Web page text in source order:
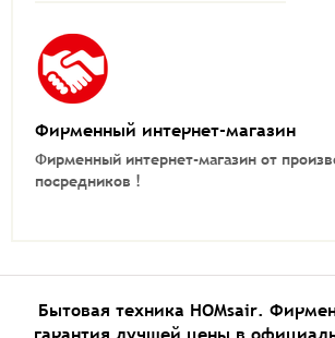
Фирменный интернет-магазин
Фирменный интернет-магазин от
посредников !
Бытовая техника HOMsair.